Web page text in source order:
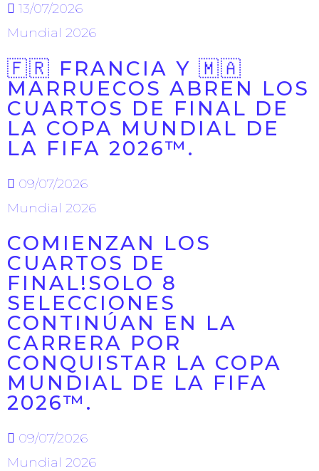
13/07/2026
Mundial 2026
🇫🇷 FRANCIA Y 🇲🇦
MARRUECOS ABREN LOS
CUARTOS DE FINAL DE
LA COPA MUNDIAL DE
LA FIFA 2026™.
09/07/2026
Mundial 2026
COMIENZAN LOS
CUARTOS DE
FINAL!SOLO 8
SELECCIONES
CONTINÚAN EN LA
CARRERA POR
CONQUISTAR LA COPA
MUNDIAL DE LA FIFA
2026™.
09/07/2026
Mundial 2026